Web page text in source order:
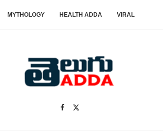
MYTHOLOGY HEALTH ADDA VIRAL